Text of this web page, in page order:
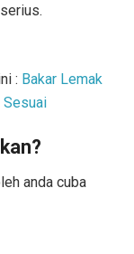
: Bakar Lemak
Sesuai
anda cuba